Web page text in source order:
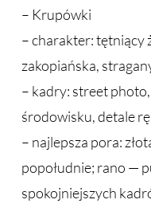
– Krupówki
– charakter: tętniący
zakopiańska,
– kadry: street
środowisku, detale
– najlepsza pora:
popołudnie; rano —
spokojniejszych